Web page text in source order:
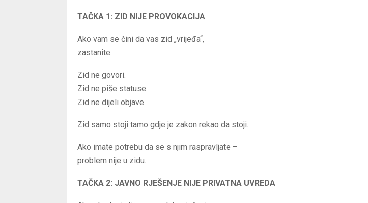
TAČKA 1: ZID NIJE PROVOKACIJA
Ako vam se čini da vas zid „vrijeđa“,
zastanite.
Zid ne govori.
Zid ne piše statuse.
Zid ne dijeli objave.
Zid samo stoji tamo gdje je zakon rekao da stoji.
Ako imate potrebu da se s njim raspravljate –
problem nije u zidu.
TAČKA 2: JAVNO RJEŠENJE NIJE PRIVATNA UVREDA